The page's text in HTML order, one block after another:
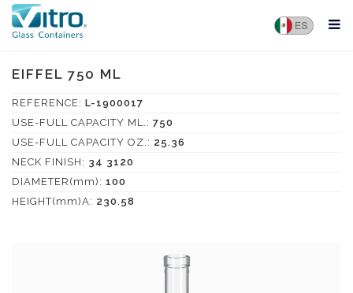
EIFFEL 750 ML
REFERENCE: L-1900017
USE-FULL CAPACITY ML.: 750
USE-FULL CAPACITY OZ.: 25.36
NECK FINISH: 34 3120
DIAMETER(mm): 100
HEIGHT(mm)A: 230.58